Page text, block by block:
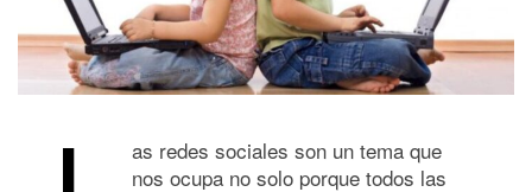
as redes sociales son un tema que
nos ocupa no solo porque todos las